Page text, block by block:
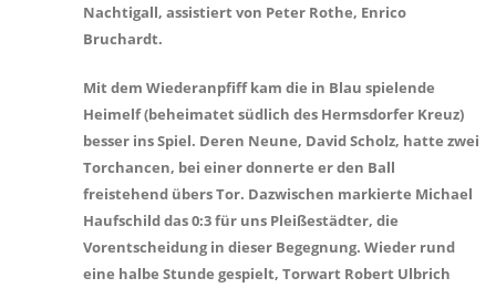
Nachtigall, assistiert von Peter Rothe, Enrico
Bruchardt.
Mit dem Wiederanpfiff kam die in Blau spielende
Heimelf (beheimatet südlich des Hermsdorfer Kreuz)
besser ins Spiel. Deren Neune, David Scholz, hatte zwei
Torchancen, bei einer donnerte er den Ball
freistehend übers Tor. Dazwischen markierte Michael
Haufschild das 0:3 für uns Pleißestädter, die
Vorentscheidung in dieser Begegnung. Wieder rund
eine halbe Stunde gespielt, Torwart Robert Ulbrich